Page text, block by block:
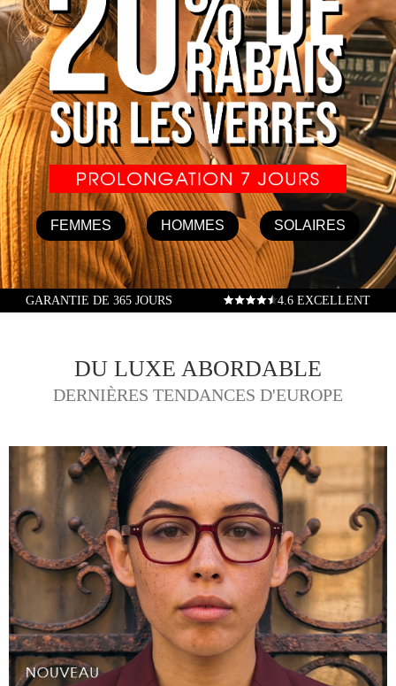
FEMMES HOMMES SOLAIRES
GARANTIE DE 365 JOURS 4.6 EXCELLENT
DU LUXE ABORDABLE
DERNIÈRES TENDANCES D'EUROPE